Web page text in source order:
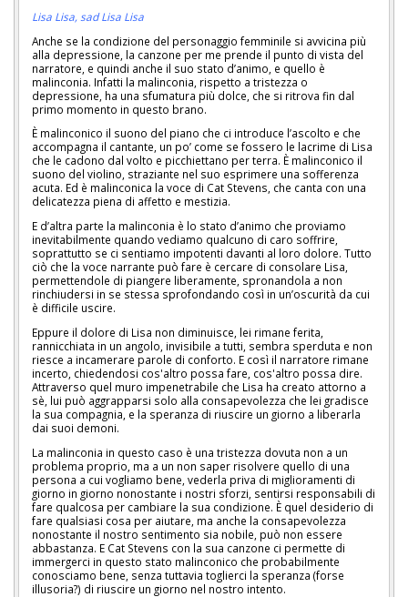
Lisa Lisa, sad Lisa Lisa
Anche se la condizione del personaggio femminile si avvicina più
alla depressione, la canzone per me prende il punto di vista del
narratore, e quindi anche il suo stato d’animo, e quello è
malinconia. Infatti la malinconia, rispetto a tristezza o
depressione, ha una sfumatura più dolce, che si ritrova fin dal
primo momento in questo brano.
È malinconico il suono del piano che ci introduce l’ascolto e che
accompagna il cantante, un po’ come se fossero le lacrime di Lisa
che le cadono dal volto e picchiettano per terra. È malinconico il
suono del violino, straziante nel suo esprimere una sofferenza
acuta. Ed è malinconica la voce di Cat Stevens, che canta con una
delicatezza piena di affetto e mestizia.
E d’altra parte la malinconia è lo stato d’animo che proviamo
inevitabilmente quando vediamo qualcuno di caro soffrire,
soprattutto se ci sentiamo impotenti davanti al loro dolore. Tutto
ciò che la voce narrante può fare è cercare di consolare Lisa,
permettendole di piangere liberamente, spronandola a non
rinchiudersi in se stessa sprofondando così in un’oscurità da cui
è difficile uscire.
Eppure il dolore di Lisa non diminuisce, lei rimane ferita,
rannicchiata in un angolo, invisibile a tutti, sembra sperduta e non
riesce a incamerare parole di conforto. E così il narratore rimane
incerto, chiedendosi cos'altro possa fare, cos'altro possa dire.
Attraverso quel muro impenetrabile che Lisa ha creato attorno a
sè, lui può aggrapparsi solo alla consapevolezza che lei gradisce
la sua compagnia, e la speranza di riuscire un giorno a liberarla
dai suoi demoni.
La malinconia in questo caso è una tristezza dovuta non a un
problema proprio, ma a un non saper risolvere quello di una
persona a cui vogliamo bene, vederla priva di miglioramenti di
giorno in giorno nonostante i nostri sforzi, sentirsi responsabili di
fare qualcosa per cambiare la sua condizione. È quel desiderio di
fare qualsiasi cosa per aiutare, ma anche la consapevolezza
nonostante il nostro sentimento sia nobile, può non essere
abbastanza. E Cat Stevens con la sua canzone ci permette di
immergerci in questo stato malinconico che probabilmente
conosciamo bene, senza tuttavia toglierci la speranza (forse
illusoria?) di riuscire un giorno nel nostro intento.